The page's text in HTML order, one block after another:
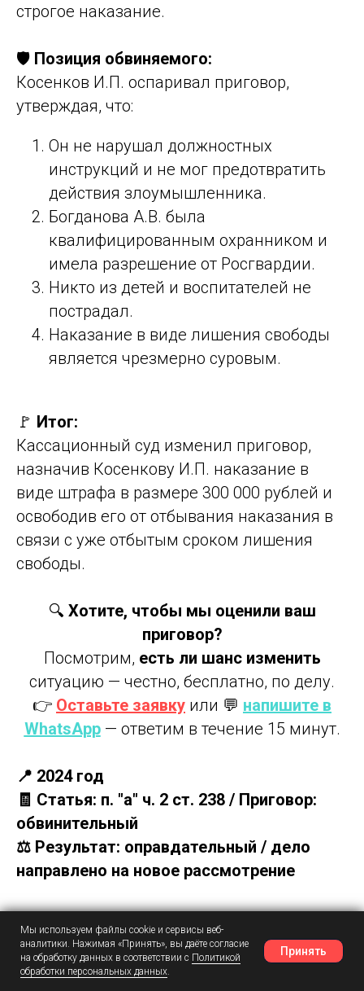
строгое наказание.
🛡️ Позиция обвиняемого:
Косенков И.П. оспаривал приговор,
утверждая, что:
Он не нарушал должностных
инструкций и не мог предотвратить
действия злоумышленника.
Богданова А.В. была
квалифицированным охранником и
имела разрешение от Росгвардии.
Никто из детей и воспитателей не
пострадал.
Наказание в виде лишения свободы
является чрезмерно суровым.
🚩 Итог:
Кассационный суд изменил приговор,
назначив Косенкову И.П. наказание в
виде штрафа в размере 300 000 рублей и
освободив его от отбывания наказания в
связи с уже отбытым сроком лишения
свободы.
🔍 Хотите, чтобы мы оценили ваш
приговор?
Посмотрим, есть ли шанс изменить
ситуацию — честно, бесплатно, по делу.
👉 Оставьте заявку или 💬 напишите в
WhatsApp— ответим в течение 15 минут.
📍 2024 год
🧾 Статья: п. "а" ч. 2 ст. 238 / Приговор:
обвинительный
⚖️ Результат: оправдательный / дело
направлено на новое рассмотрение
Определение Шестого кассационного суда
от 5 июля 2024 г. (N 77-1974/2024)
Мы используем файлы cookie и сервисы веб-
аналитики. Нажимая «Принять», вы даёте согласие
на обработку данных в соответствии с Политикой
обработки персональных данных.
Принять
Наш Telegram Шансы